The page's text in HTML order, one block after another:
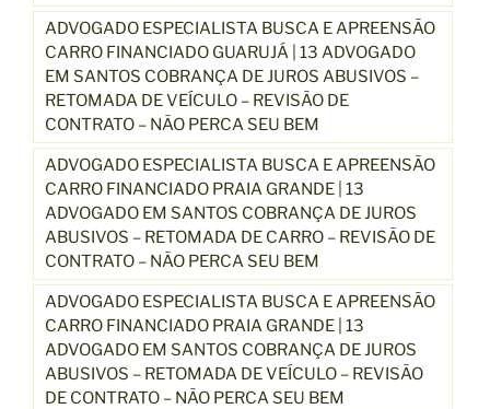
ADVOGADO ESPECIALISTA BUSCA E APREENSÃO
CARRO FINANCIADO GUARUJÁ | 13 ADVOGADO
EM SANTOS COBRANÇA DE JUROS ABUSIVOS –
RETOMADA DE VEÍCULO – REVISÃO DE
CONTRATO – NÃO PERCA SEU BEM
ADVOGADO ESPECIALISTA BUSCA E APREENSÃO
CARRO FINANCIADO PRAIA GRANDE | 13
ADVOGADO EM SANTOS COBRANÇA DE JUROS
ABUSIVOS – RETOMADA DE CARRO – REVISÃO DE
CONTRATO – NÃO PERCA SEU BEM
ADVOGADO ESPECIALISTA BUSCA E APREENSÃO
CARRO FINANCIADO PRAIA GRANDE | 13
ADVOGADO EM SANTOS COBRANÇA DE JUROS
ABUSIVOS – RETOMADA DE VEÍCULO – REVISÃO
DE CONTRATO – NÃO PERCA SEU BEM